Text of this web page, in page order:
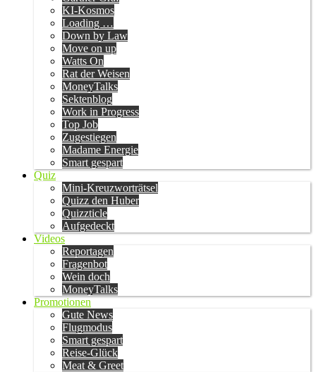
KI-Kosmos
Loading …
Down by Law
Move on up
Watts On
Rat der Weisen
MoneyTalks
Sektenblog
Work in Progress
Top Job
Zugestiegen
Madame Energie
Smart gespart
Quiz
Mini-Kreuzworträtsel
Quizz den Huber
Quizzticle
Aufgedeckt
Videos
Reportagen
Fragenbot
Wein doch
MoneyTalks
Promotionen
Gute News
Flugmodus
Smart gespart
Reise-Glück
Meat & Greet